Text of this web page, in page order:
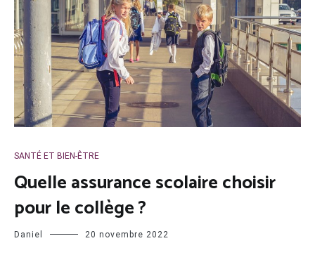
SANTÉ ET BIEN-ÊTRE
Quelle assurance scolaire choisir
pour le collège ?
Daniel 20 novembre 2022